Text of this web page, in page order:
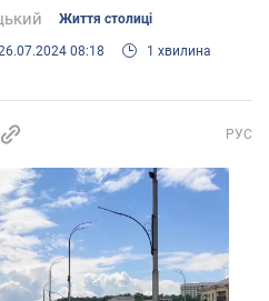
Життя столиці
08:18
1 хвилина
РУС